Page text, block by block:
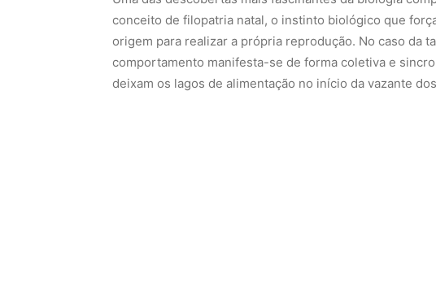
conceito de filopatria natal, o instinto biológico que
origem para realizar a própria reprodução. No caso da
comportamento manifesta-se de forma coletiva e
deixam os lagos de alimentação no início da vazante